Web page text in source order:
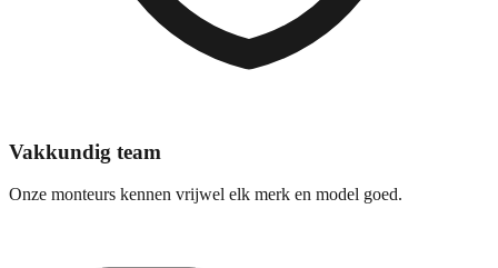
Vakkundig team
Onze monteurs kennen vrijwel elk merk en model goed.